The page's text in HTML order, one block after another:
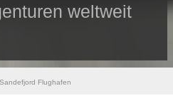
weltweit
Sandefjord Flughafen